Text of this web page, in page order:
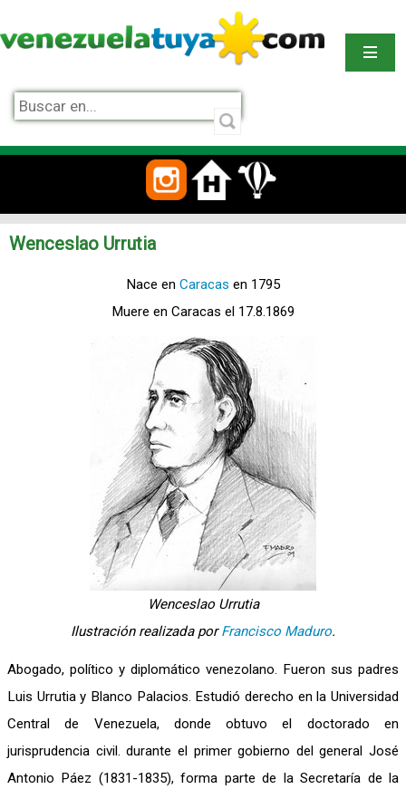
Wenceslao Urrutia
Nace en Caracas en 1795
Muere en Caracas el 17.8.1869
Wenceslao Urrutia
Ilustración realizada porFrancisco Maduro.
Abogado, político y diplomático venezolano. Fueron sus padres
Luis Urrutia y Blanco Palacios. Estudió derecho en la Universidad
Central de Venezuela, donde obtuvo el doctorado en
jurisprudencia civil. durante el primer gobierno del general José
Antonio Páez (1831-1835), forma parte de la Secretaría de la